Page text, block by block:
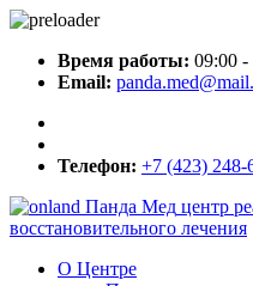
Время работы: 09:00 -
Email:
Телефон: +7 (423) 248-
Панда Мед центр
восстановительного лечения
О Центре